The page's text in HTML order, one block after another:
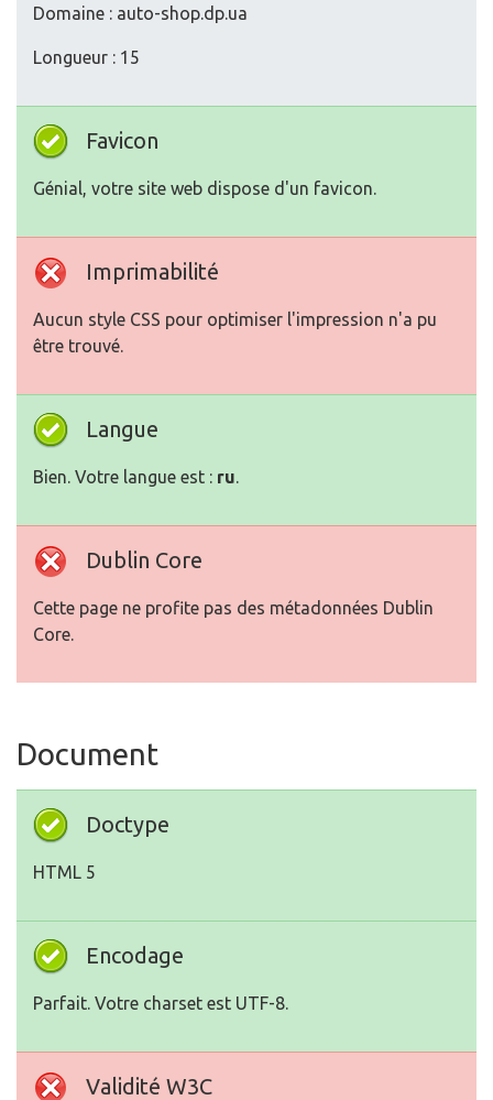
Domaine : auto-shop.dp.ua
Longueur : 15
Favicon
Génial, votre site web dispose d'un favicon.
Imprimabilité
Aucun style CSS pour optimiser l'impression n'a pu
être trouvé.
Langue
Bien. Votre langue est : ru.
Dublin Core
Cette page ne profite pas des métadonnées Dublin
Core.
Document
Doctype
HTML 5
Encodage
Parfait. Votre charset est UTF-8.
Validité W3C